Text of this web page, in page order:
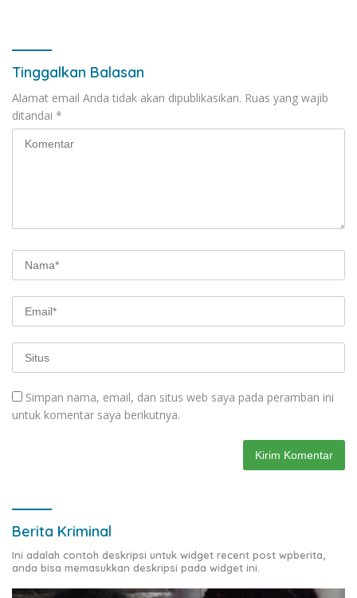
Tinggalkan Balasan
Alamat email Anda tidak akan dipublikasikan. Ruas yang wajib
ditandai *
Simpan nama, email, dan situs web saya pada peramban ini
untuk komentar saya berikutnya.
Berita Kriminal
Ini adalah contoh deskripsi untuk widget recent post wpberita,
anda bisa memasukkan deskripsi pada widget ini.